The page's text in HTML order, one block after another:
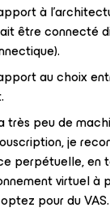
à
être connecté
au choix
très peu de
je
perpétuelle, en
virtuel à
pour du VAS.